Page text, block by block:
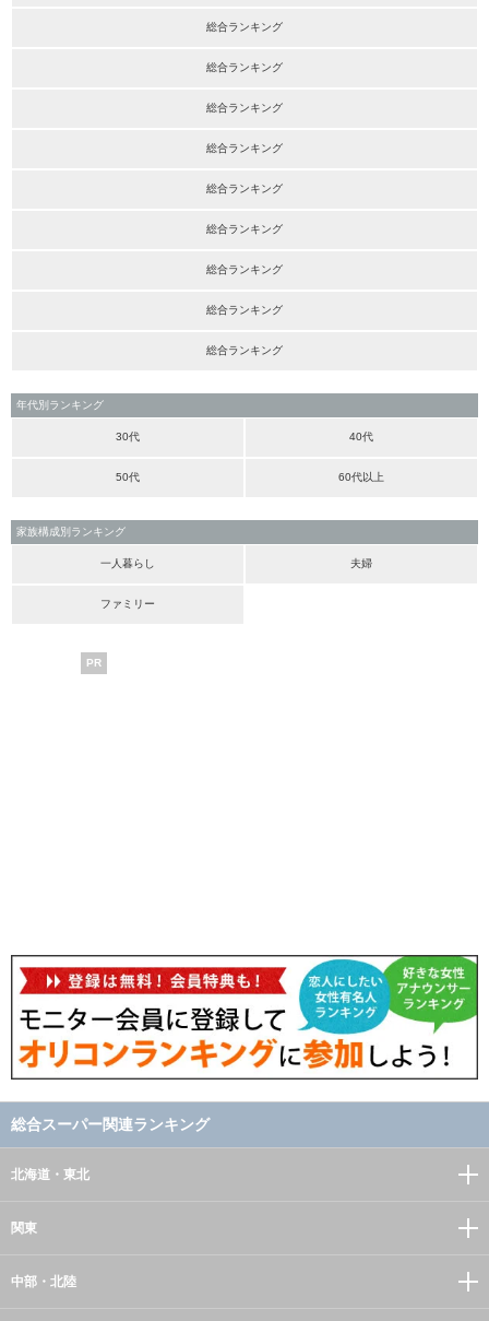
総合ランキング
総合ランキング
総合ランキング
総合ランキング
総合ランキング
総合ランキング
総合ランキング
総合ランキング
総合ランキング
年代別ランキング
30代 40代
50代 60代以上
家族構成別ランキング
一人暮らし 夫婦
ファミリー
PR
総合スーパー関連ランキング
北海道・東北
関東
中部・北陸